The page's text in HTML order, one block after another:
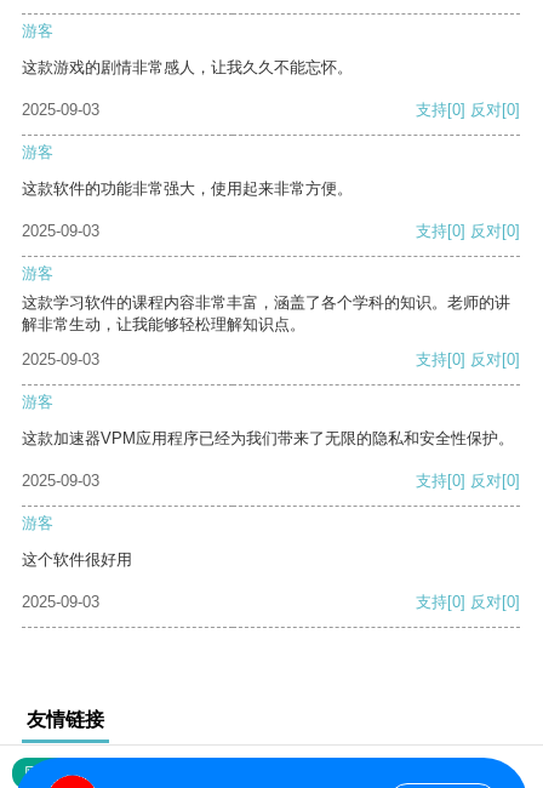
游客
这款游戏的剧情非常感人，让我久久不能忘怀。
2025-09-03 支持[0] 反对[0]
游客
这款软件的功能非常强大，使用起来非常方便。
2025-09-03 支持[0] 反对[0]
游客
这款学习软件的课程内容非常丰富，涵盖了各个学科的知识。老师的讲
解非常生动，让我能够轻松理解知识点。
2025-09-03
支持[0] 反对[0]
游客
这款加速器VPM应用程序已经为我们带来了无限的隐私和安全性保护。
2025-09-03 支持[0] 反对[0]
游客
这个软件很好用
2025-09-03 支持[0] 反对[0]
友情链接
网站地图